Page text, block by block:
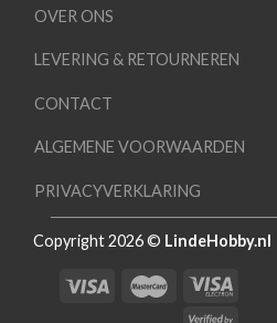
OVER ONS
LEVERING & RETOURNEREN
CONTACT
ALGEMENE VOORWAARDEN
PRIVACYVERKLARING
Copyright 2026 © LindeHobby.nl